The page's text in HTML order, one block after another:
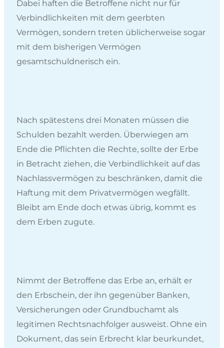
Dabei haften die Betroffene nicht nur für
Verbindlichkeiten mit dem geerbten
Vermögen, sondern treten üblicherweise sogar
mit dem bisherigen Vermögen
gesamtschuldnerisch ein.
Nach spätestens drei Monaten müssen die
Schulden bezahlt werden. Überwiegen am
Ende die Pflichten die Rechte, sollte der Erbe
in Betracht ziehen, die Verbindlichkeit auf das
Nachlassvermögen zu beschränken, damit die
Haftung mit dem Privatvermögen wegfällt.
Bleibt am Ende doch etwas übrig, kommt es
dem Erben zugute.
Nimmt der Betroffene das Erbe an, erhält er
den Erbschein, der ihn gegenüber Banken,
Versicherungen oder Grundbuchamt als
legitimen Rechtsnachfolger ausweist. Ohne ein
Dokument, das sein Erbrecht klar beurkundet,